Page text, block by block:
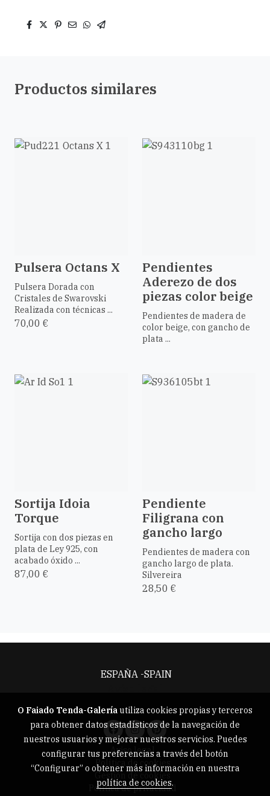
Productos similares
Pulsera Octans X
Pulsera Dorada con
Cristales de Swarovski
Realizada con técnicas ...
70,00 €
Pendientes
Aderezo de dos
piezas color beige
Pendientes de madera de
color beige, con gancho de
plata ...
Sortija Idoia
Torque
Sortija con dos piezas en
plata de Ley 925, con
acabado óxido ...
87,00 €
Pendiente
Filigrana con
gancho largo
Pendientes de madera con
gancho largo de plata.
Silvereira
28,50 €
ESPAÑA -SPAIN
Aviso legal
Política de cookies
Política de privacidad
O Faiado Tenda-Galeríautiliza cookies propias y terceros
para obtener datos estadísticos de la navegación de
nuestros usuarios y mejorar nuestros servicios. Puedes
configurar tus preferencias a través del botón
“Configurar” o obtener más información en nuestra
política de cookies.